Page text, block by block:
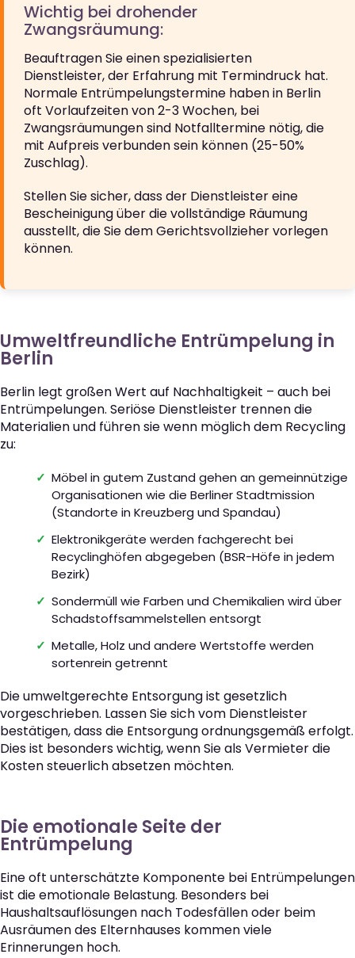
Wichtig bei drohender
Zwangsräumung:
Beauftragen Sie einen spezialisierten
Dienstleister, der Erfahrung mit Termindruck hat.
Normale Entrümpelungstermine haben in Berlin
oft Vorlaufzeiten von 2-3 Wochen, bei
Zwangsräumungen sind Notfalltermine nötig, die
mit Aufpreis verbunden sein können (25-50%
Zuschlag).
Stellen Sie sicher, dass der Dienstleister eine
Bescheinigung über die vollständige Räumung
ausstellt, die Sie dem Gerichtsvollzieher vorlegen
können.
Umweltfreundliche Entrümpelung in
Berlin
Berlin legt großen Wert auf Nachhaltigkeit – auch bei
Entrümpelungen. Seriöse Dienstleister trennen die
Materialien und führen sie wenn möglich dem Recycling
zu:
Möbel in gutem Zustand gehen an gemeinnützige
Organisationen wie die Berliner Stadtmission
(Standorte in Kreuzberg und Spandau)
Elektronikgeräte werden fachgerecht bei
Recyclinghöfen abgegeben (BSR-Höfe in jedem
Bezirk)
Sondermüll wie Farben und Chemikalien wird über
Schadstoffsammelstellen entsorgt
Metalle, Holz und andere Wertstoffe werden
sortenrein getrennt
Die umweltgerechte Entsorgung ist gesetzlich
vorgeschrieben. Lassen Sie sich vom Dienstleister
bestätigen, dass die Entsorgung ordnungsgemäß erfolgt.
Dies ist besonders wichtig, wenn Sie als Vermieter die
Kosten steuerlich absetzen möchten.
Die emotionale Seite der
Entrümpelung
Eine oft unterschätzte Komponente bei Entrümpelungen
ist die emotionale Belastung. Besonders bei
Haushaltsauflösungen nach Todesfällen oder beim
Ausräumen des Elternhauses kommen viele
Erinnerungen hoch.